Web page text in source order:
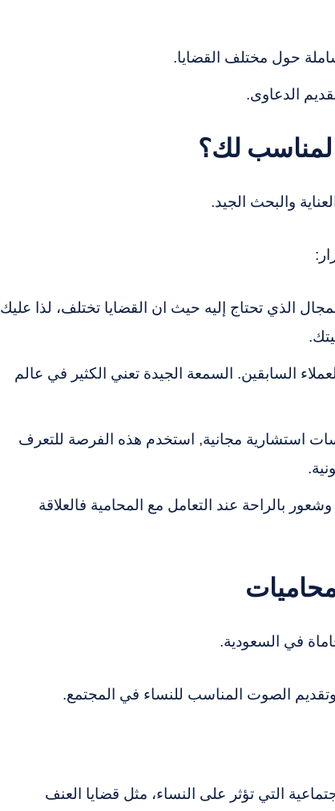
حول مختلف القضايا.
الدعاوى.
لك؟
والبحث الجيد.
الذي تحتاج إليه حيث ان القضايا تختلف، لذا عليك
السابقين. السمعة الجيدة تعني الكثير في عالم
استشارية مجانية, استخدم هذه الفرصة للتعرف
بالراحة عند التعامل مع المحامية فالعلاقة
في السعودية.
الصوت المناسب للنساء في المجتمع.
التي تؤثر على النساء، مثل قضايا العنف